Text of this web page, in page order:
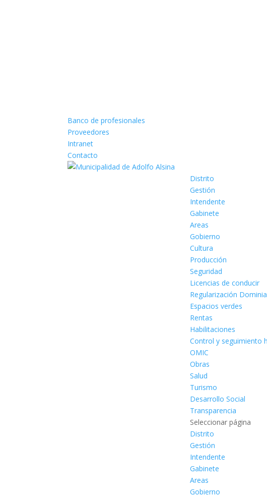
Banco de profesionales
Proveedores
Intranet
Contacto
Distrito
Gestión
Intendente
Gabinete
Areas
Gobierno
Cultura
Producción
Seguridad
Licencias de conducir
Regularización
Espacios verdes
Rentas
Habilitaciones
Control y seguimiento
OMIC
Obras
Salud
Turismo
Desarrollo Social
Transparencia
Seleccionar página
Distrito
Gestión
Intendente
Gabinete
Areas
Gobierno